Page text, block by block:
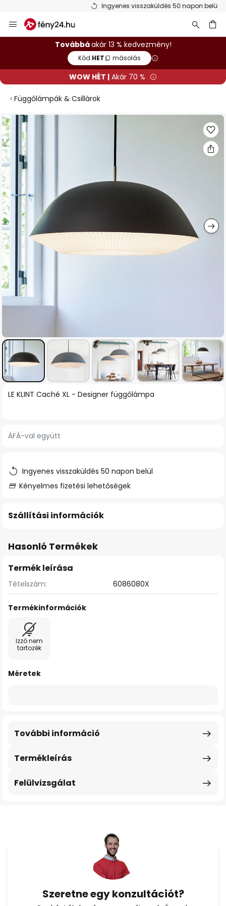
Ingyenes visszaküldés 50 napon belül
Ugrás
a
tartalomhozTovábbáakár 13 % kedvezmény!
Kód:HET másolás
WOW HÉT | Akár 70 %
Függőlámpák & Csillárok
Ugrás
a
képgaléria
végére
Ugrás
LE KLINT Caché XL - Designer függőlámpa
ÁFÁ-val együtt
Ingyenes visszaküldés 50 napon belül
Kényelmes fizetési lehetőségek
Szállítási információk
Hasonló Termékek
Termék leírása
Tételszám: 6086080X
Termékinformációk
Izzó nem
tartozék
Méretek
Termékleírás
További információ
Felülvizsgálat
Szeretne egy konzultációt?